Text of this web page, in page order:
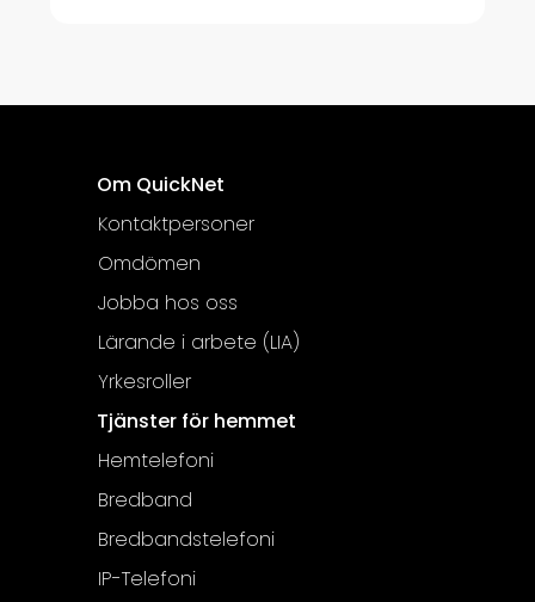
Om QuickNet
Kontaktpersoner
Omdömen
Jobba hos oss
Lärande i arbete (LIA)
Yrkesroller
Tjänster för hemmet
Hemtelefoni
Bredband
Bredbandstelefoni
IP-Telefoni